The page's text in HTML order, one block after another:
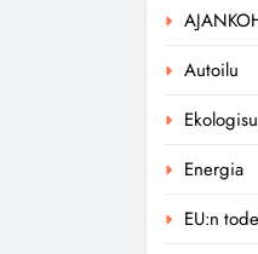
Autoilu
Energia
EU:n